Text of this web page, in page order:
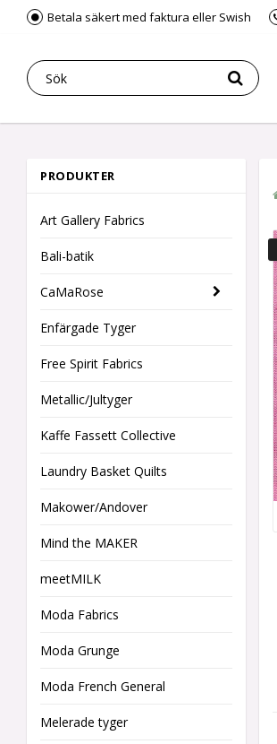
Betala säkert med faktura eller Swish
PRODUKTER
Art Gallery Fabrics
Bali-batik
CaMaRose
Enfärgade Tyger
Free Spirit Fabrics
Metallic/Jultyger
Kaffe Fassett Collective
Laundry Basket Quilts
Makower/Andover
Mind the MAKER
meetMILK
Moda Fabrics
Moda Grunge
Moda French General
Melerade tyger